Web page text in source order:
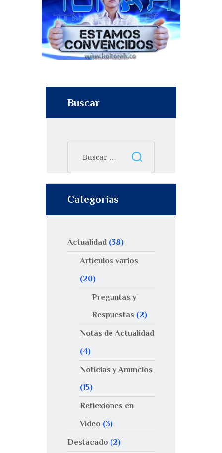
Buscar
Categorías
Actualidad (38)
Artículos varios
(20)
Preguntas y
Respuestas (2)
Notas de Actualidad
(4)
Noticias y Anuncios
(15)
Reflexiones en
Video (3)
Destacado (2)